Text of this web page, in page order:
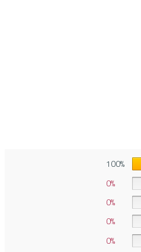
100%
0%
0%
0%
0%